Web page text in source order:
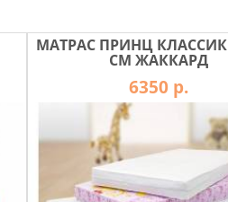
МАТРАС ПРИНЦ КЛАССИК
СМ ЖАККАРД
6350 р.